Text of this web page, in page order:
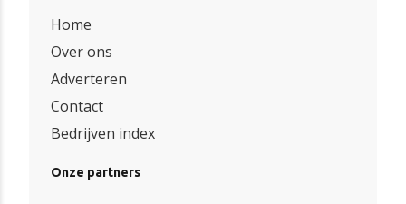
Home
Over ons
Adverteren
Contact
Bedrijven index
Onze partners